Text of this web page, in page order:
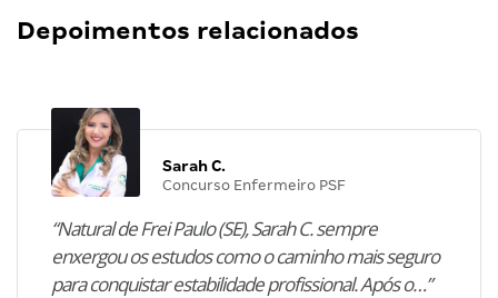
Depoimentos relacionados
Sarah C.
Concurso Enfermeiro PSF
“Natural de Frei Paulo (SE), Sarah C. sempre
enxergou os estudos como o caminho mais seguro
para conquistar estabilidade profissional. Após o…”